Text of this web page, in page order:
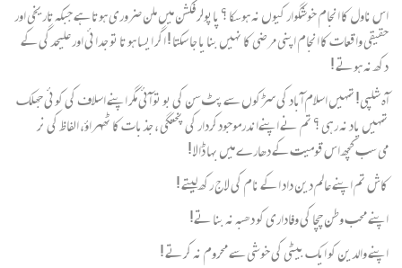
اس ناول کا انجام خوشگوار کیوں نہ ہوسکا ؟ پاپولر فکشن میں ملن ضروری ہوتا ہے جبکہ تاریخی اور
حقیقی واقعات کا انجام اپنی مرضی کا نہیں بنا یا جا سکتا ! اگر ایسا ہو تا تو جدائی اور علیحدگی کے
دکھ نہ ہوتے !
آہ شلپی!تمہیں اسلام آباد کی سڑکوں سے پٹ سن کی بو تو آئی مگر اپنے اسلاف کی کوئی جھلک
تمہیں یاد نہ رہی ؟ تم نے اپنےاندرموجودکردار کی پختگی ، جذبات کا ٹھہراؤ، الفاظ کی نر
می سب کچھ اس قومیت کے دھارے میں بہا ڈالا !
کاش تم اپنے عالم دین داد ا کے نام کی لاج رکھ لیتے !
اپنے محب وطن چچا کی وفاداری کو دھبہ نہ بنا تے!
اپنے والدین کو ایک بیٹی کی خوشی سے محروم نہ کرتے !